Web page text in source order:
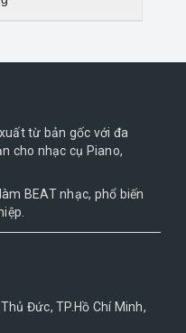
từ bản gốc với đa
cho nhạc cụ Piano,
BEAT nhạc, phổ biến
Đức, TP.Hồ Chí Minh,